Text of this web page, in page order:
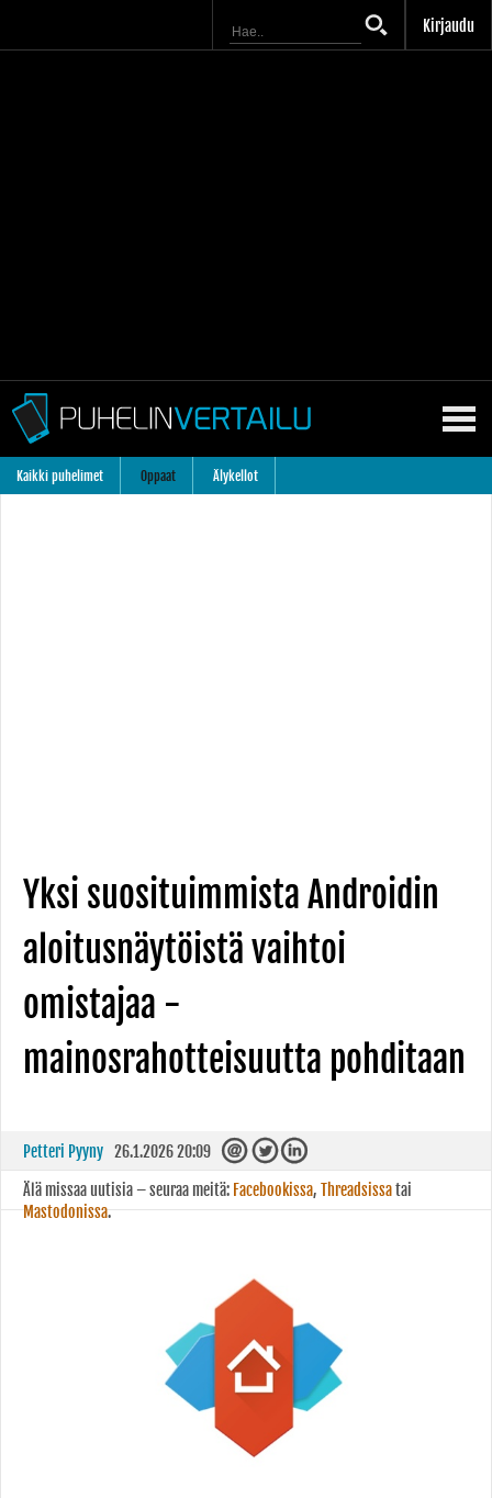
Kirjaudu
Kaikki puhelimet Oppaat Älykellot
Yksi suosituimmista Androidin
aloitusnäytöistä vaihtoi
omistajaa -
mainosrahotteisuutta pohditaan
Petteri Pyyny 26.1.2026 20:09
Älä missaa uutisia – seuraa meitä: Facebookissa, Threadsissatai
Mastodonissa.